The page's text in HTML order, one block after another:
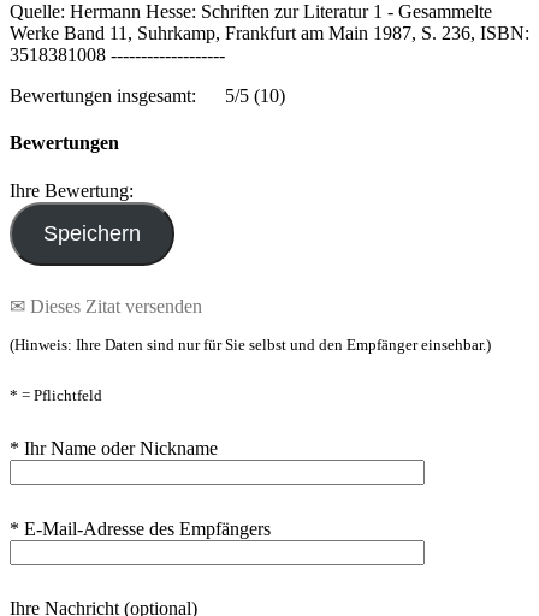
Quelle: Hermann Hesse: Schriften zur Literatur 1 - Gesammelte
Werke Band 11, Suhrkamp, Frankfurt am Main 1987, S. 236, ISBN:
3518381008 -------------------
Bewertungen insgesamt:
5/5 (10)
Bewertungen
Ihre Bewertung:
✉ Dieses Zitat versenden
(Hinweis: Ihre Daten sind nur für Sie selbst und den Empfänger einsehbar.)
* = Pflichtfeld
* Ihr Name oder Nickname
* E-Mail-Adresse des Empfängers
Ihre Nachricht (optional)